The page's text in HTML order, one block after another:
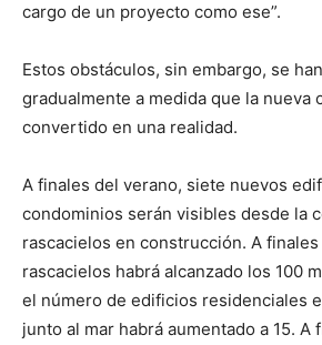
cargo de un proyecto como ese”.
Estos obstáculos, sin embargo, se
gradualmente a medida que la nueva
convertido en una realidad.
A finales del verano, siete nuevos
condominios serán visibles desde la
rascacielos en construcción. A finales
rascacielos habrá alcanzado los 100
el número de edificios residenciales
junto al mar habrá aumentado a 15. A